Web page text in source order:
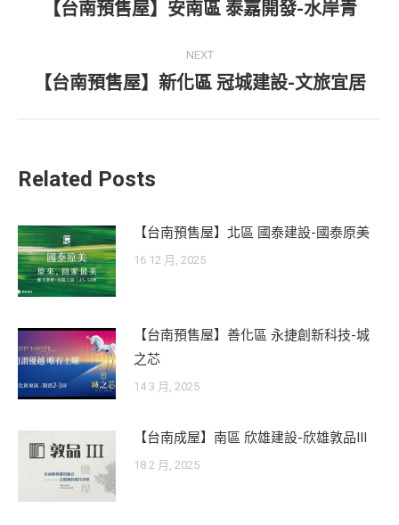
Previous
【台南預售屋】安南區 泰嘉開發-水岸青
NEXT
Next
【台南預售屋】新化區 冠城建設-文旅宜居
Related Posts
【台南預售屋】北區 國泰建設-國泰原美
16 12 月, 2025
【台南預售屋】善化區 永捷創新科技-城
之芯
14 3 月, 2025
【台南成屋】南區 欣雄建設-欣雄敦品III
18 2 月, 2025